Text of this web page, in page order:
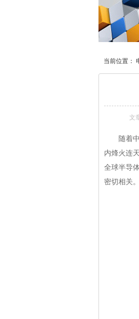
当前位置：
文
随着中
内烽火连
全球半导
密切相关